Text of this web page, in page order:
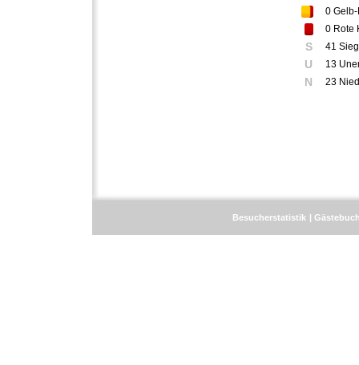
0
0 Rote
S 41
U 13
N 23
Besucherstatistik